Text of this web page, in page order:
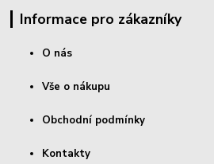
Informace pro zákazníky
O nás
Vše o nákupu
Obchodní podmínky
Kontakty